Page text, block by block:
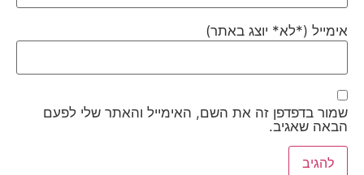
(*לא* יוצג באתר)
בדפדפן זה את השם, האימייל והאתר שלי לפעם
שאגיב.